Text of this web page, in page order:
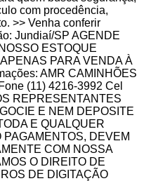
com procedência,
>> Venha conferir
Jundiaí/SP AGENDE
ESTOQUE
PARA VENDA À
AMR CAMINHÕES
(11) 4216-3992 Cel
REPRESENTANTES
E NEM DEPOSITE
E QUALQUER
DEVEM
COM NOSSA
O DIREITO DE
DE DIGITAÇÃO